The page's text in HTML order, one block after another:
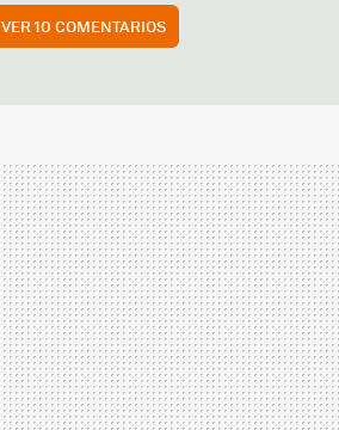
VER10 COMENTARIOS